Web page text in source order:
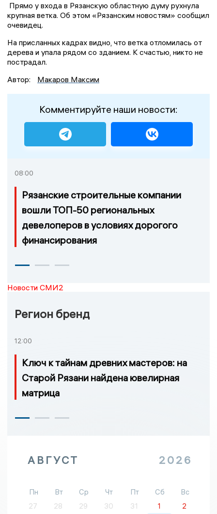
Прямо у входа в Рязанскую областную думу рухнула
крупная ветка. Об этом «Рязанским новостям» сообщил
очевидец.
На присланных кадрах видно, что ветка отломилась от
дерева и упала рядом со зданием. К счастью, никто не
пострадал.
Автор:
Макаров Максим
Комментируйте наши новости:
08:00
Рязанские строительные компании
вошли ТОП-50 региональных
девелоперов в условиях дорогого
финансирования
Новости СМИ2
Регион бренд
12:00
Ключ к тайнам древних мастеров: на
Старой Рязани найдена ювелирная
матрица
АВГУСТ 2026
Пн Вт Ср Чт Пт Сб
Вс
27
28 29 30 31 1
2